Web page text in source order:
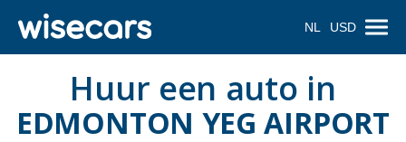
NL USD
Huur een auto in
EDMONTON YEG AIRPORT